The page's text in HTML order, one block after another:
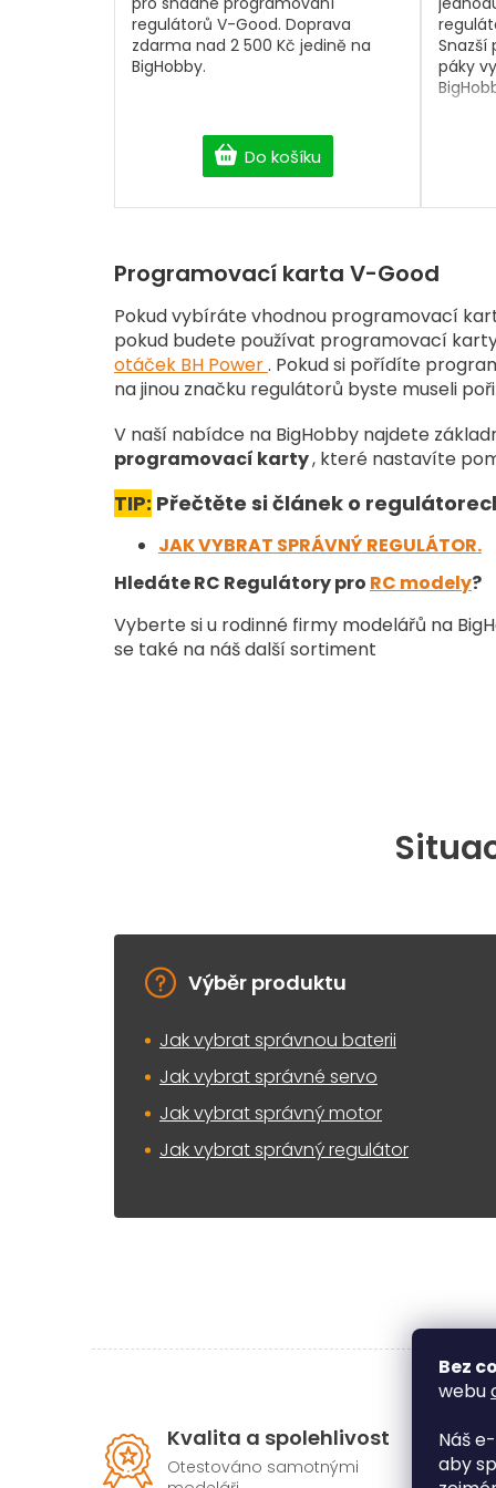
Bez
webu
Náš
aby
Do košíku
regulátorů V-Good. Doprava
zdarma nad 2 500 Kč jedině na
BigHobby.
Snazší
páky
Programovací karta V-Good
Pokud vybíráte vhodnou programovací
pokud budete používat programovací
otáček BH Power. Pokud si pořídíte
na jinou značku regulátorů byste museli
V naší nabídce na BigHobby najdete
programovací karty, které nastavíte
TIP: Přečtěte si článek o
JAK VYBRAT SPRÁVNÝ REGULÁTOR.
Hledáte RC Regulátory pro RC modely?
Vyberte si u rodinné firmy modelářů na
se také na náš další sortiment
Výběr produktu
Jak vybrat správnou baterii
Jak vybrat správné servo
Jak vybrat správný motor
Jak vybrat správný regulátor
Kvalita a spolehlivost
Otestováno samotnými